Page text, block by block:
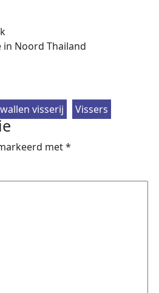
in Noord Thailand
visserij Vissers
met*